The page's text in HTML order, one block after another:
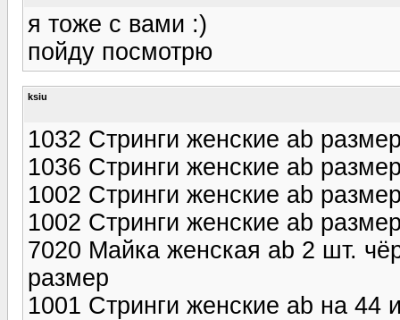
я тоже с вами :)
пойду посмотрю
ksiu
1032 Стринги женские ab
1036 Стринги женские ab
1002 Стринги женские ab
1002 Стринги женские ab
7020 Майка женская ab 2 шт.
размер
1001 Стринги женские ab на 44